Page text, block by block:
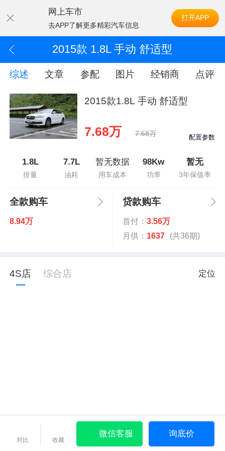
网上车市
去APP了解更多精彩汽车信息
打开APP
2015款 1.8L 手动 舒适型
综述 文章 参配 图片 经销商 点评
2015款1.8L 手动 舒适型
7.68万 7.68万 配置参数
1.8L
排量
7.7L
油耗
暂无数据
用车成本
98Kw
功率
暂无
3年保值率
全款购车
8.94万
贷款购车
首付： 3.56万
月供： 1637 (共36期)
4S店 综合店 定位
对比 收藏
微信客服 询底价